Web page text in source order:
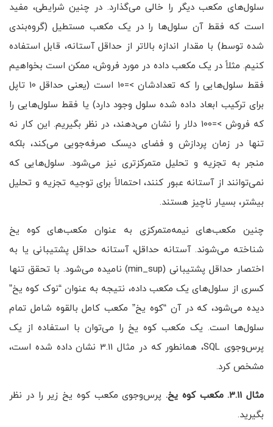
سلول‌های مکعب دیگر را خالی می‌گذارد. در چنین شرایطی، مفید
است که فقط آن سلول‌ها را در یک مکعب مستطیل (گروه‌بندی
شده توسط) با مقدار اندازه بالاتر از حداقل آستانه، قابل استفاده
کنیم. مثلاً در یک مکعب داده در مورد فروش، ممکن است بخواهیم
فقط سلول‌هایی را که تعدادشان >=10 است (یعنی حداقل 10 تاپل
برای ترکیب ابعاد داده شده سلول وجود دارد) یا فقط سلول‌هایی را
که فروش >=100 دلار را نشان می‌دهند، در نظر بگیریم. این کار نه
تنها در زمان پردازش و فضای دیسک صرفه‌جویی می‌کند، بلکه
منجر به تجزیه و تحلیل متمرکزتری نیز می‌شود. سلول‌هایی که
نمی‌توانند از آستانه عبور کنند، احتمالاً برای توجیه تجزیه و تحلیل
بیشتر، بسیار ناچیز هستند.
چنین مکعب‌های نیمه‌متمرکزی به عنوان مکعب‌های کوه یخ
شناخته می‌شوند. آستانه حداقل، آستانه حداقل پشتیبانی یا به
اختصار حداقل پشتیبانی (min_sup) نامیده می‌شود. با تحقق تنها
کسری از سلول‌های یک مکعب داده، نتیجه به عنوان “نوک کوه یخ”
دیده می‌شود، که در آن “کوه یخ” مکعب کامل بالقوه شامل تمام
سلول‌ها است. یک مکعب کوه یخ را می‌توان با استفاده از یک
پرس‌وجوی SQL، همانطور که در مثال 3.11 نشان داده شده است،
مشخص کرد.
مثال 3.11. مکعب کوه یخ.
پرس‌وجوی مکعب کوه یخ زیر را در نظر
بگیرید.